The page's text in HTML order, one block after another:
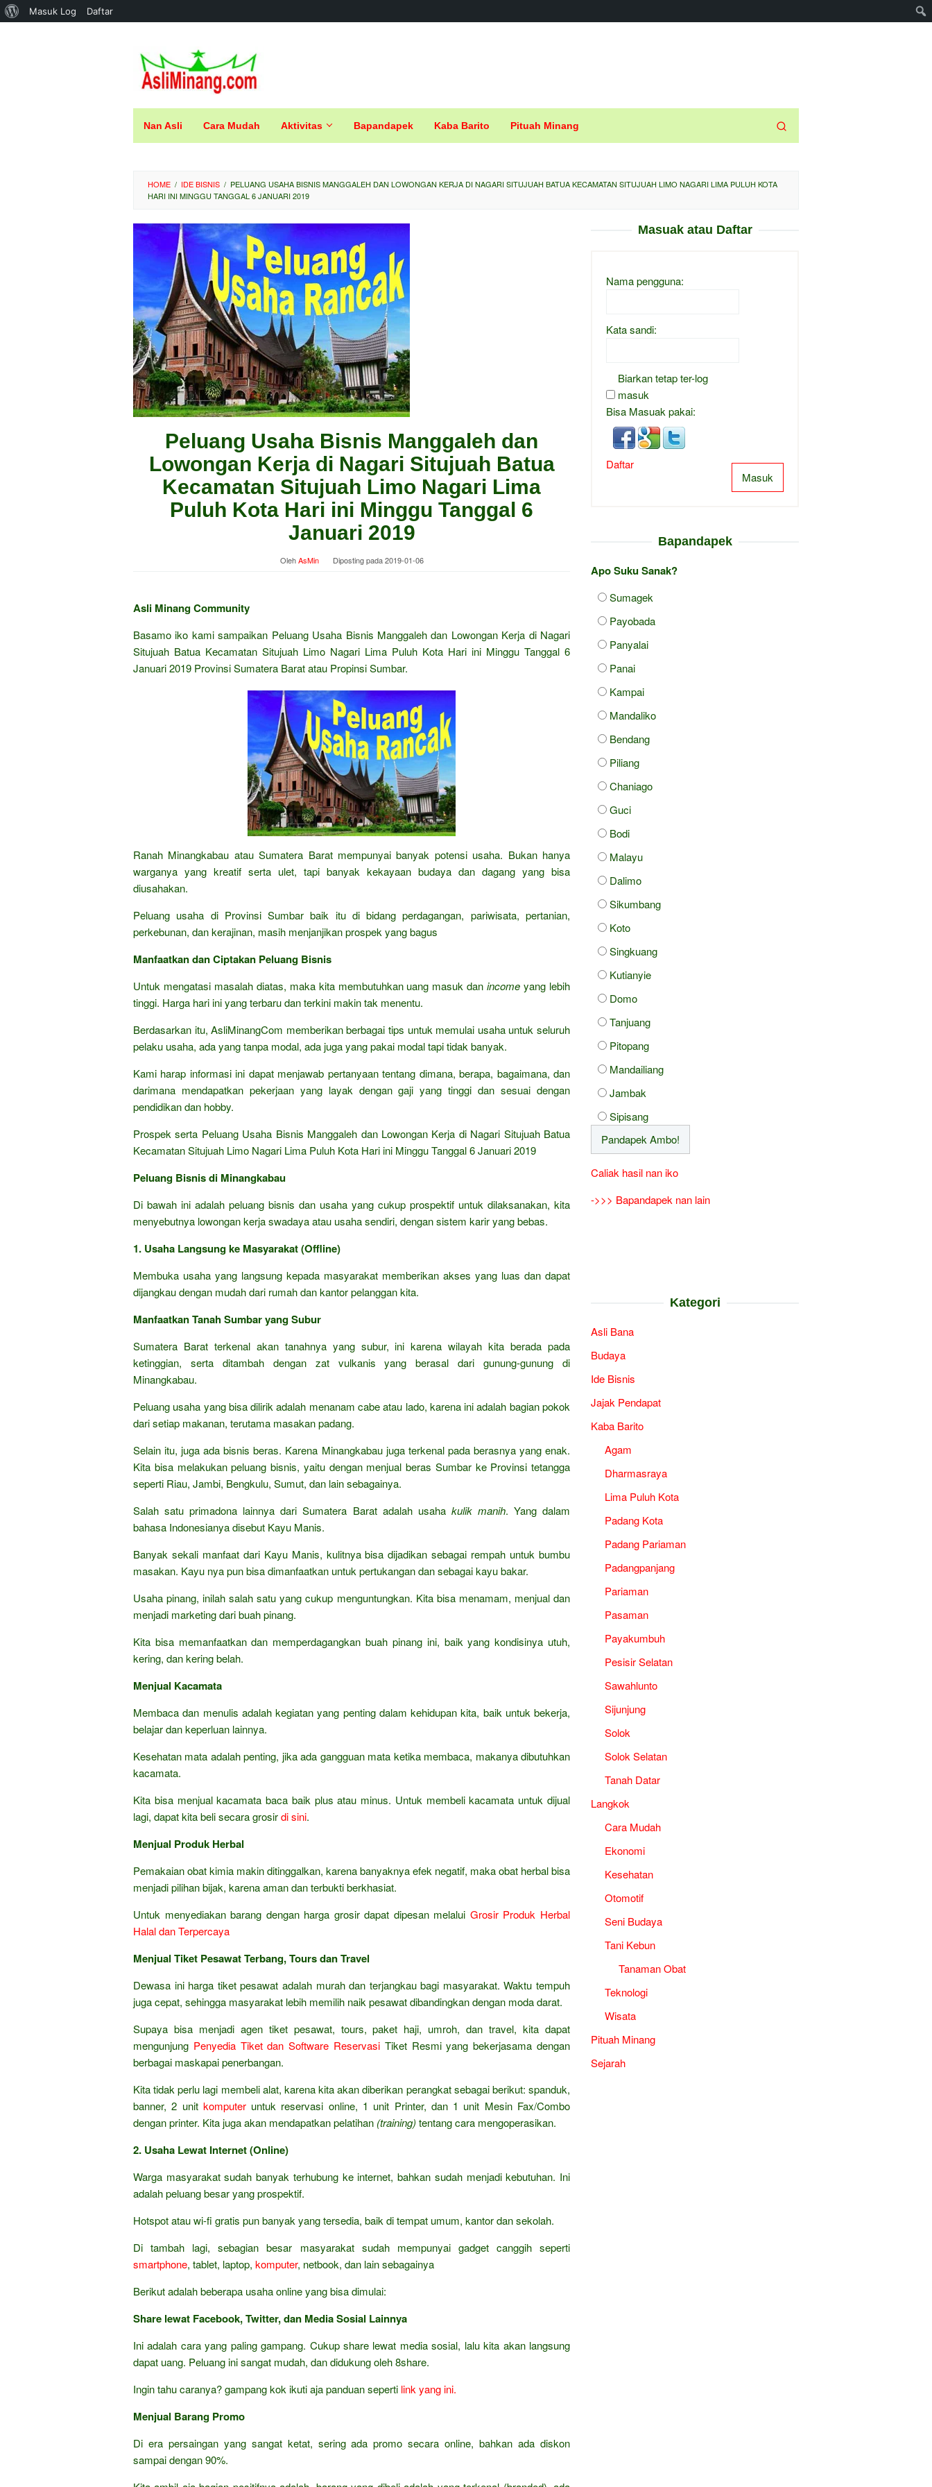
Tentang
Masuk Log Daftar
konten
Nan Asli Cara Mudah Aktivitas Bapandapek Kaba Barito Pituah Minang
HOME / IDE BISNIS / PELUANG USAHA BISNIS MANGGALEH DAN LOWONGAN KERJA DI NAGARI SITUJUAH BATUA KECAMATAN SITUJUAH LIMO NAGARI LIMA PULUH KOTA
HARI INI MINGGU TANGGAL 6 JANUARI 2019
Peluang Usaha Bisnis Manggaleh dan
Lowongan Kerja di Nagari Situjuah Batua
Kecamatan Situjuah Limo Nagari Lima
Puluh Kota Hari ini Minggu Tanggal 6
Januari 2019
OlehAsMin Diposting pada2019-01-06
Asli Minang Community
Basamo iko kami sampaikan Peluang Usaha Bisnis Manggaleh dan Lowongan Kerja di Nagari
Situjuah Batua Kecamatan Situjuah Limo Nagari Lima Puluh Kota Hari ini Minggu Tanggal 6
Januari 2019 Provinsi Sumatera Barat atau Propinsi Sumbar.
Ranah Minangkabau atau Sumatera Barat mempunyai banyak potensi usaha. Bukan hanya
warganya yang kreatif serta ulet, tapi banyak kekayaan budaya dan dagang yang bisa
diusahakan.
Peluang usaha di Provinsi Sumbar baik itu di bidang perdagangan, pariwisata, pertanian,
perkebunan, dan kerajinan, masih menjanjikan prospek yang bagus
Manfaatkan dan Ciptakan Peluang Bisnis
Untuk mengatasi masalah diatas, maka kita membutuhkan uang masuk danincome yang lebih
tinggi. Harga hari ini yang terbaru dan terkini makin tak menentu.
Berdasarkan itu, AsliMinangCom memberikan berbagai tips untuk memulai usaha untuk seluruh
pelaku usaha, ada yang tanpa modal, ada juga yang pakai modal tapi tidak banyak.
Kami harap informasi ini dapat menjawab pertanyaan tentang dimana, berapa, bagaimana, dan
darimana mendapatkan pekerjaan yang layak dengan gaji yang tinggi dan sesuai dengan
pendidikan dan hobby.
Prospek serta Peluang Usaha Bisnis Manggaleh dan Lowongan Kerja di Nagari Situjuah Batua
Kecamatan Situjuah Limo Nagari Lima Puluh Kota Hari ini Minggu Tanggal 6 Januari 2019
Peluang Bisnis di Minangkabau
Di bawah ini adalah peluang bisnis dan usaha yang cukup prospektif untuk dilaksanakan, kita
menyebutnya lowongan kerja swadaya atau usaha sendiri, dengan sistem karir yang bebas.
1. Usaha Langsung ke Masyarakat (Offline)
Membuka usaha yang langsung kepada masyarakat memberikan akses yang luas dan dapat
dijangkau dengan mudah dari rumah dan kantor pelanggan kita.
Manfaatkan Tanah Sumbar yang Subur
Sumatera Barat terkenal akan tanahnya yang subur, ini karena wilayah kita berada pada
ketinggian, serta ditambah dengan zat vulkanis yang berasal dari gunung-gunung di
Minangkabau.
Peluang usaha yang bisa dilirik adalah menanam cabe atau lado, karena ini adalah bagian pokok
dari setiap makanan, terutama masakan padang.
Selain itu, juga ada bisnis beras. Karena Minangkabau juga terkenal pada berasnya yang enak.
Kita bisa melakukan peluang bisnis, yaitu dengan menjual beras Sumbar ke Provinsi tetangga
seperti Riau, Jambi, Bengkulu, Sumut, dan lain sebagainya.
Salah satu primadona lainnya dari Sumatera Barat adalah usaha kulik manih. Yang dalam
bahasa Indonesianya disebut Kayu Manis.
Banyak sekali manfaat dari Kayu Manis, kulitnya bisa dijadikan sebagai rempah untuk bumbu
masakan. Kayu nya pun bisa dimanfaatkan untuk pertukangan dan sebagai kayu bakar.
Usaha pinang, inilah salah satu yang cukup menguntungkan. Kita bisa menamam, menjual dan
menjadi marketing dari buah pinang.
Kita bisa memanfaatkan dan memperdagangkan buah pinang ini, baik yang kondisinya utuh,
kering, dan kering belah.
Menjual Kacamata
Membaca dan menulis adalah kegiatan yang penting dalam kehidupan kita, baik untuk bekerja,
belajar dan keperluan lainnya.
Kesehatan mata adalah penting, jika ada gangguan mata ketika membaca, makanya dibutuhkan
kacamata.
Kita bisa menjual kacamata baca baik plus atau minus. Untuk membeli kacamata untuk dijual
lagi, dapat kita beli secara grosirdi sini.
Menjual Produk Herbal
Pemakaian obat kimia makin ditinggalkan, karena banyaknya efek negatif, maka obat herbal bisa
menjadi pilihan bijak, karena aman dan terbukti berkhasiat.
Untuk menyediakan barang dengan harga grosir dapat dipesan melalui Grosir Produk Herbal
Halal dan Terpercaya
Menjual Tiket Pesawat Terbang, Tours dan Travel
Dewasa ini harga tiket pesawat adalah murah dan terjangkau bagi masyarakat. Waktu tempuh
juga cepat, sehingga masyarakat lebih memilih naik pesawat dibandingkan dengan moda darat.
Supaya bisa menjadi agen tiket pesawat, tours, paket haji, umroh, dan travel, kita dapat
mengunjung Penyedia Tiket dan Software Reservasi Tiket Resmi yang bekerjasama dengan
berbagai maskapai penerbangan.
Kita tidak perlu lagi membeli alat, karena kita akan diberikan perangkat sebagai berikut: spanduk,
banner, 2 unit komputeruntuk reservasi online, 1 unit Printer, dan 1 unit Mesin Fax/Combo
dengan printer. Kita juga akan mendapatkan pelatihan (training) tentang cara mengoperasikan.
2. Usaha Lewat Internet (Online)
Warga masyarakat sudah banyak terhubung ke internet, bahkan sudah menjadi kebutuhan. Ini
adalah peluang besar yang prospektif.
Hotspot atau wi-fi gratis pun banyak yang tersedia, baik di tempat umum, kantor dan sekolah.
Di tambah lagi, sebagian besar masyarakat sudah mempunyai gadget canggih seperti
smartphone, tablet, laptop, komputer, netbook, dan lain sebagainya
Berikut adalah beberapa usaha online yang bisa dimulai:
Share lewat Facebook, Twitter, dan Media Sosial Lainnya
Ini adalah cara yang paling gampang. Cukup share lewat media sosial, lalu kita akan langsung
dapat uang. Peluang ini sangat mudah, dan didukung oleh 8share.
Ingin tahu caranya? gampang kok ikuti aja panduan seperti link yang ini.
Menjual Barang Promo
Di era persaingan yang sangat ketat, sering ada promo secara online, bahkan ada diskon
sampai dengan 90%.
Masuak atau Daftar
Nama pengguna:
Kata sandi:
Biarkan tetap ter-log
masuk
Bisa Masuak pakai:
Masuk
Daftar
Bapandapek
Apo Suku Sanak?
Sumagek
Payobada
Panyalai
Panai
Kampai
Mandaliko
Bendang
Piliang
Chaniago
Guci
Bodi
Malayu
Dalimo
Sikumbang
Koto
Singkuang
Kutianyie
Domo
Tanjuang
Pitopang
Mandailiang
Jambak
Sipisang
Caliak hasil nan iko
->>> Bapandapek nan lain
Kategori
Asli Bana
Budaya
Ide Bisnis
Jajak Pendapat
Kaba Barito
Agam
Dharmasraya
Lima Puluh Kota
Padang Kota
Padang Pariaman
Padangpanjang
Pariaman
Pasaman
Payakumbuh
Pesisir Selatan
Sawahlunto
Sijunjung
Solok
Solok Selatan
Tanah Datar
Langkok
Cara Mudah
Ekonomi
Kesehatan
Otomotif
Seni Budaya
Tani Kebun
Tanaman Obat
Teknologi
Wisata
Pituah Minang
Sejarah